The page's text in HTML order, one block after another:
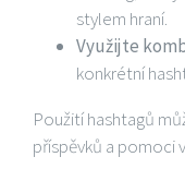
stylem hraní.
Využijte
konkrétní
Použití hashtagů
příspěvků a pomoci